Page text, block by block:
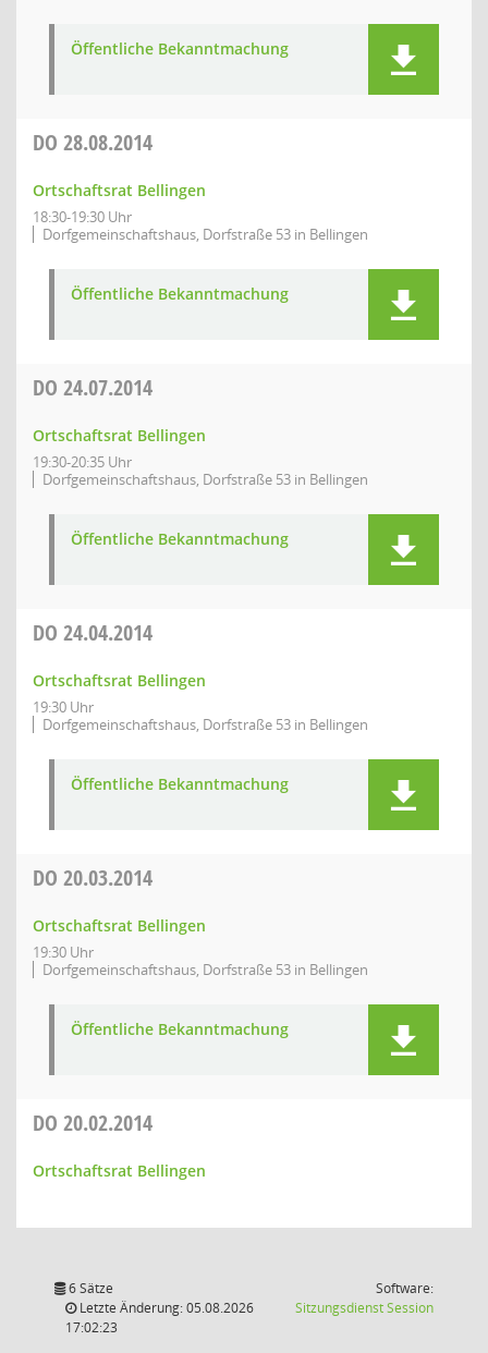
Öffentliche Bekanntmachung
DO 28.08.2014
Ortschaftsrat Bellingen
18:30-19:30 Uhr
Dorfgemeinschaftshaus, Dorfstraße 53 in Bellingen
Öffentliche Bekanntmachung
DO 24.07.2014
Ortschaftsrat Bellingen
19:30-20:35 Uhr
Dorfgemeinschaftshaus, Dorfstraße 53 in Bellingen
Öffentliche Bekanntmachung
DO 24.04.2014
Ortschaftsrat Bellingen
19:30 Uhr
Dorfgemeinschaftshaus, Dorfstraße 53 in Bellingen
Öffentliche Bekanntmachung
DO 20.03.2014
Ortschaftsrat Bellingen
19:30 Uhr
Dorfgemeinschaftshaus, Dorfstraße 53 in Bellingen
Öffentliche Bekanntmachung
DO 20.02.2014
Ortschaftsrat Bellingen
6 Sätze
Letzte Änderung: 05.08.2026
17:02:23
Software:
SitzungsdienstSession(Wird in